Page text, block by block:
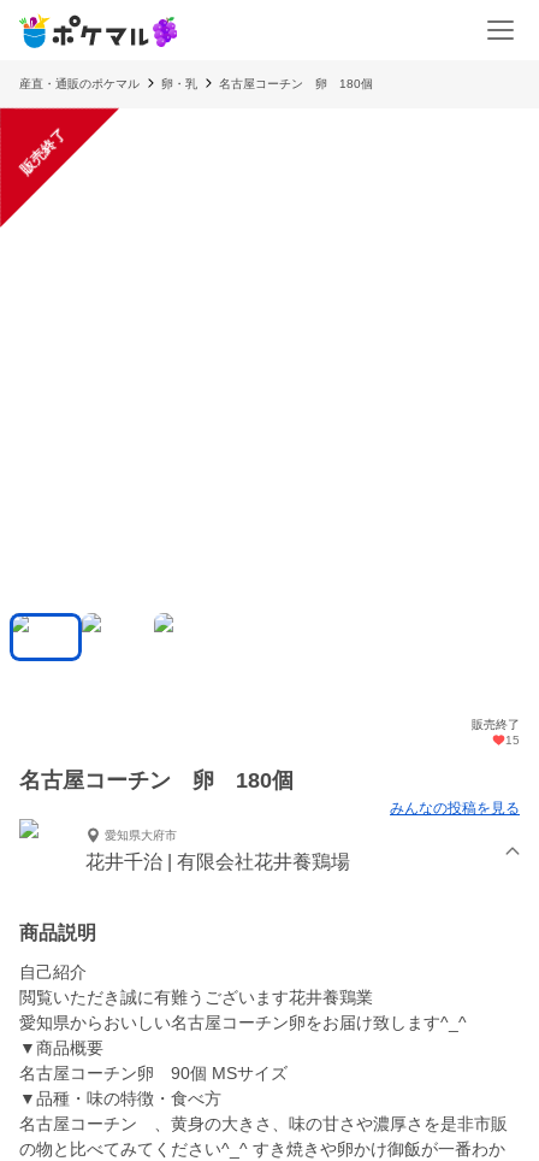
産直・通販のポケマル 卵・乳 名古屋コーチン 卵 180個
販売終了
販売終了
15
名古屋コーチン 卵 180個
みんなの投稿を見る
愛知県大府市
花井千治 | 有限会社花井養鶏場
商品説明
自己紹介
閲覧いただき誠に有難うございます花井養鶏業
愛知県からおいしい名古屋コーチン卵をお届け致します^_^
▼商品概要
名古屋コーチン卵 90個 MSサイズ
▼品種・味の特徴・食べ方
名古屋コーチン 、黄身の大きさ、味の甘さや濃厚さを是非市販
の物と比べてみてください^_^ すき焼きや卵かけ御飯が一番わか